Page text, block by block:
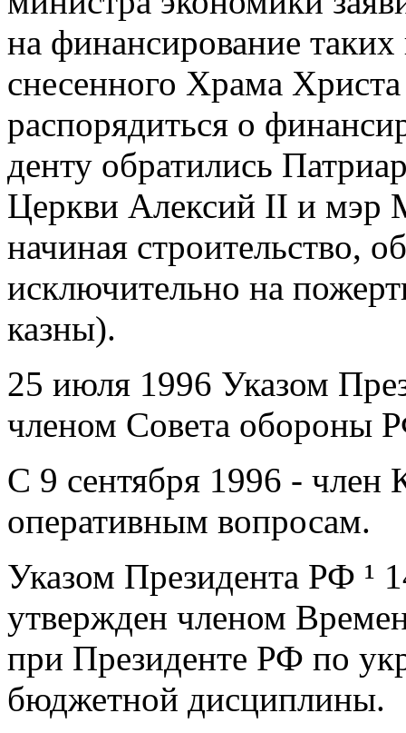
на финансирование таких
снесенного Храма
распорядиться о
денту обратились
Церкви Алексий II и
начиная строительство,
исключительно на
казны).
25 июля 1996 Указом
членом Совета обороны
С 9 сентября 1996 - член
оперативным вопросам.
Указом Президента РФ ¹
утвержден членом
при Президенте РФ по
бюджетной дисциплины.